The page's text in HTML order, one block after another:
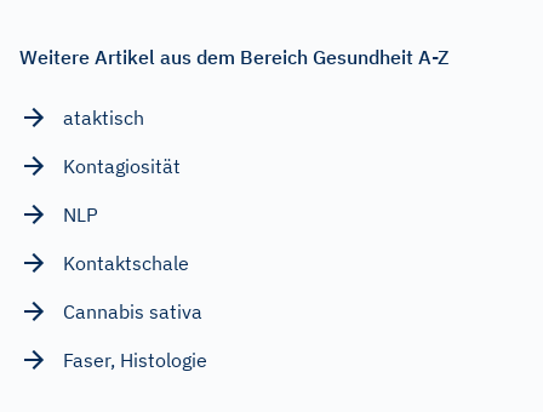
Weitere Artikel aus dem Bereich Gesundheit A-Z
ataktisch
Kontagiosität
NLP
Kontaktschale
Cannabis sativa
Faser, Histologie